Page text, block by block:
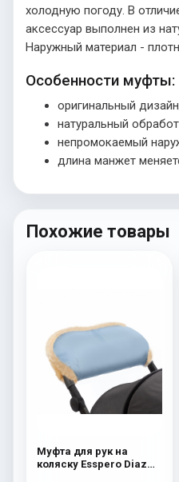
холодную погоду. В
аксессуар выполнен из
Наружный материал -
Особенности муфты:
оригинальный
натуральный
непромокаемый
длина манжет
Похожие товары
Муфта для рук на
коляску Esspero Diaz